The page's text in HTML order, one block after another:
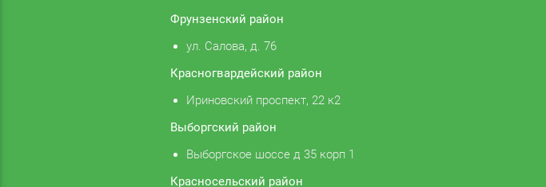
Фрунзенский район
ул. Салова, д. 76
Красногвардейский район
Ириновский проспект, 22 к2
Выборгский район
Выборгское шоссе д 35 корп 1
Красносельский район